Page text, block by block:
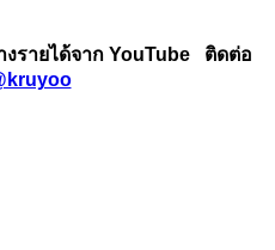
รายได้จาก YouTube ติดต่อ